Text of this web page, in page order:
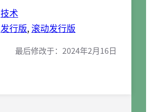
技术
发行版, 滚动发行版
最后修改于： 2024年2月16日